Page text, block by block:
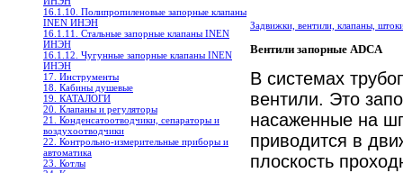
16.1.10. Полипропиленовые запорные клапаны
INEN ИНЭН
16.1.11. Стальные запорные клапаны INEN
ИНЭН
16.1.12. Чугунные запорные клапаны INEN
ИНЭН
17. Инструменты
18. Кабины душевые
19. КАТАЛОГИ
20. Клапаны и регуляторы
21. Конденсатоотводчики, сепараторы и
воздухоотводчики
22. Контрольно-измерительные приборы и
автоматика
23. Котлы
Задвижки, вентили, клапаны,
Вентили запорные ADCA
В системах
вентили. Это
насаженные на
приводится в
плоскость